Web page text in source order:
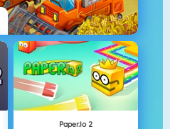
Paper.io 2